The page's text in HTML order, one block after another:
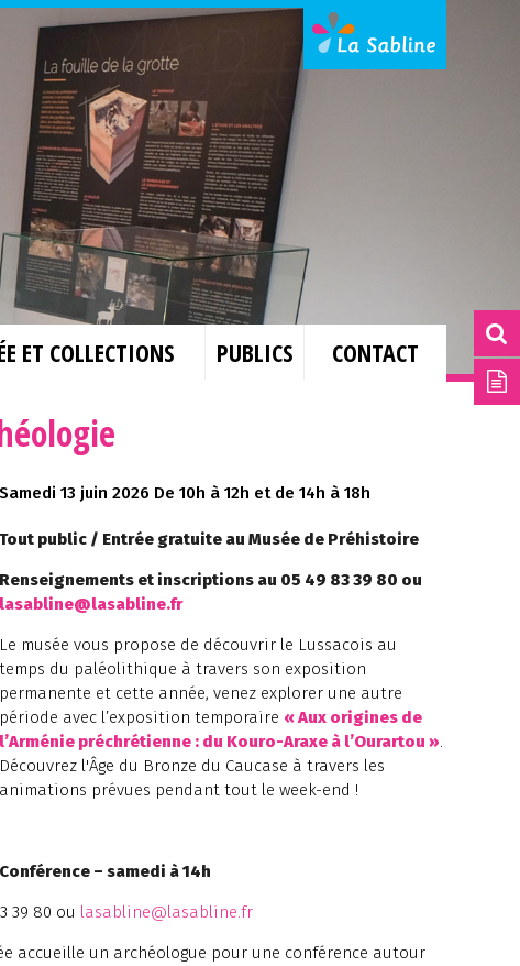
ET COLLECTIONS PUBLICS CONTACT
Samedi 13 juin 2026 De 10h à 12h et de 14h à 18h
Tout public / Entrée gratuite au Musée de Préhistoire
Renseignements et inscriptions au 05 49 83 39 80 ou
lasabline@lasabline.fr
Le musée vous propose de découvrir le Lussacois au
temps du paléolithique à travers son exposition
permanente et cette année, venez explorer une autre
période avec l’exposition temporaire « Aux origines de
l’Arménie préchrétienne : du Kouro-Araxe à l’Ourartou ».
Découvrez l'Âge du Bronze du Caucase à travers les
animations prévues pendant tout le week-end !
Conférence – samedi à 14h
39 80 ou lasabline@lasabline.fr
accueille un archéologue pour une conférence autour